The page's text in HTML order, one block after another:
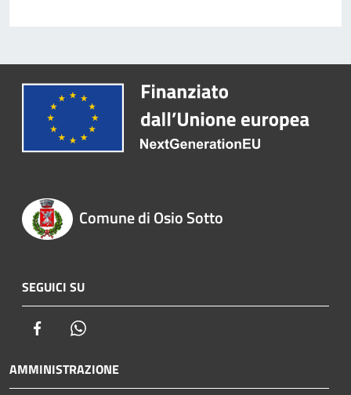
Comune di Osio Sotto
SEGUICI SU
Facebook
AMMINISTRAZIONE